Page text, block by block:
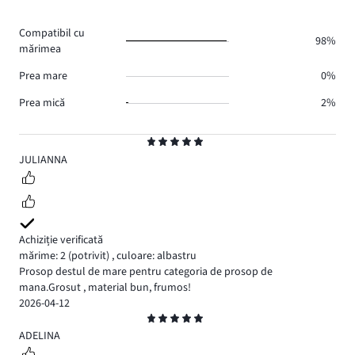
5
JULIANNA
Achiziție verificată
mărime: 2 (potrivit) ,culoare: albastru
Prosop destul de mare pentru categoria de prosop de
mana.Grosut , material bun, frumos!
2026-04-12
5
ADELINA
Compatibil cu
mărimea
98%
Prea mare
0%
Prea mică
2%